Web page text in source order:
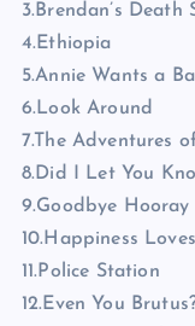
3.Brendan’s Death
4.Ethiopia
5.Annie Wants a
6.Look Around
7.The Adventures
8.Did I Let You
9.Goodbye Hooray
10.Happiness
11.Police Station
12.Even You